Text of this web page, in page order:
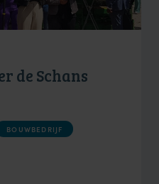
de Schans
BOUWBEDRIJF